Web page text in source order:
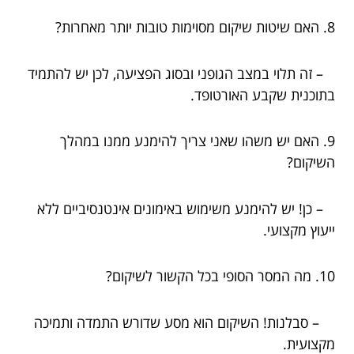
8. האם שיטות שיקום מסוימות טובות יותר מאחרות?
– זה תלוי במצב הגופני ובסוג הפציעה, לכן יש להתמיד
בתוכנית שקבע האורטופד.
9. האם יש משהו שאני צריך להימנע ממנו במהלך
השיקום?
– כן! יש להימנע משימוש באימונים אינטנסיביים ללא
ייעוץ מקצועי.
10. מה המסר הסופי בכל הקשור לשיקום?
– סבלנות! השיקום הוא מסע שדורש התמדה ותמיכה
מקצועית.